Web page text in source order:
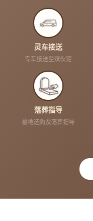
灵车接送
专车接送至殡仪馆
落葬指导
墓地选购及落葬指导